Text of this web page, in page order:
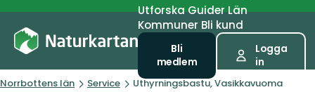
UtforskaGuiderLän
Kommuner Bli kund
Bli
medlem
Logga
in
Norrbottens län Service Uthyrningsbastu, Vasikkavuoma